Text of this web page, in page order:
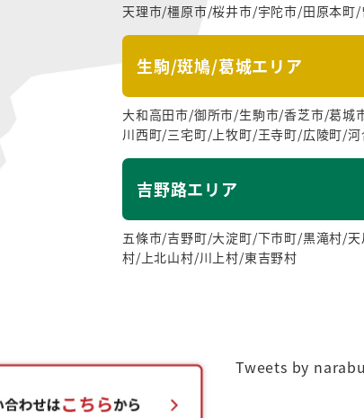
天理市/橿原市/桜井市/宇陀市/田原本
生駒/斑鳩/葛城エリア
大和高田市/御所市/生駒市/香芝市/葛
川西町/三宅町/上牧町/王寺町/広陵町/河
吉野路エリア
五條市/吉野町/大淀町/下市町/黒滝村/
村/上北山村/川上村/東吉野村
Tweets by